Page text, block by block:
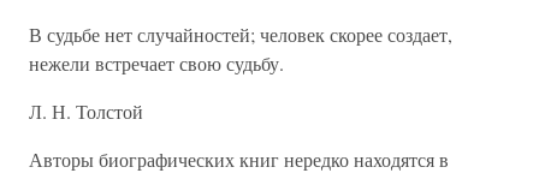
В судьбе нет случайностей; человек скорее создает,
нежели встречает свою судьбу.
Л. Н. Толстой
Авторы биографических книг нередко находятся в